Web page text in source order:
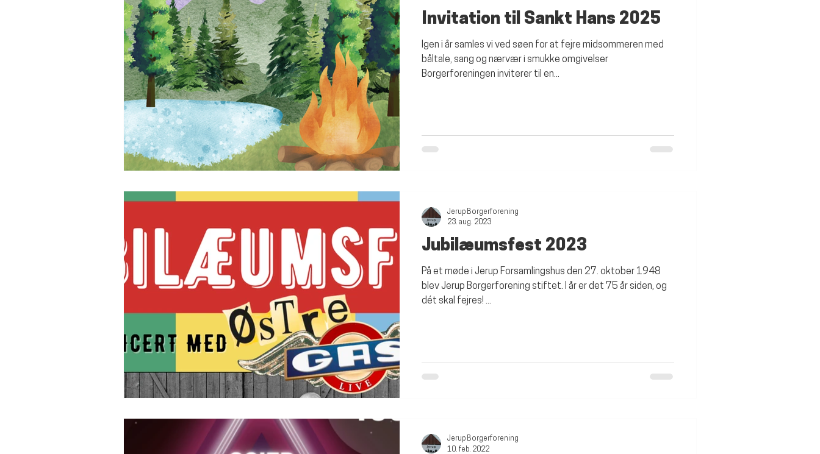
Invitation til Sankt Hans 2025
Igen i år samles vi ved søen for at fejre midsommeren med
båltale, sang og nærvær i smukke omgivelser
Borgerforeningen inviterer til en...
Jubilæumsfest 2023
På et møde i Jerup Forsamlingshus den 27. oktober 1948
blev Jerup Borgerforening stiftet. I år er det 75 år siden, og
dét skal fejres! ...
Jerup Borgerforening
23. aug. 2023
Jerup Borgerforening
10. feb. 2022